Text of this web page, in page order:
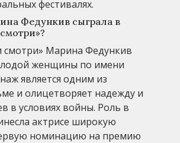
фестивалях.
Федункив сыграла в
Марина Федункив
женщины по имени
является одним из
и олицетворяет надежду и
в условиях войны. Роль в
актрисе широкую
номинацию на премию